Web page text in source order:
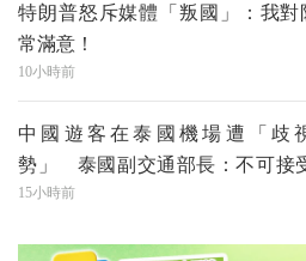
特朗普怒斥媒體「叛國」：我對
常滿意！
10小時前
中國遊客在泰國機場遭「歧
勢」 泰國副交通部長：不可接
責到底！
15小時前